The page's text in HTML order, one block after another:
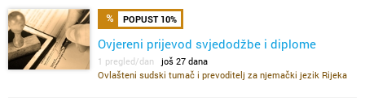
POPUST 10%
Ovjereni prijevod svjedodžbe i diplome
1 pregled/dan još 27 dana
Ovlašteni sudski tumač i prevoditelj za njemački jezik Rijeka